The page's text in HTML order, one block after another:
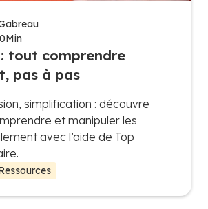
Min
tout comprendre
pas à pas
simplification : découvre
et manipuler les
avec l’aide de Top